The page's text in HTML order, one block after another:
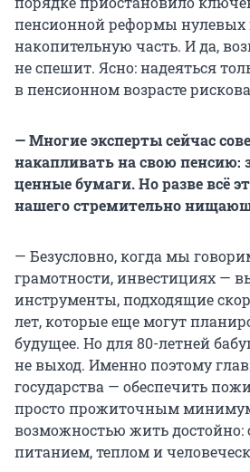
пенсионной реформы нулевых
накопительную часть. И да,
не спешит. Ясно: надеяться
в пенсионном возрасте
— Многие эксперты сейчас
накапливать на свою пенсию:
ценные бумаги. Но разве всё
нашего стремительно
— Безусловно, когда мы
грамотности, инвестициях —
инструменты, подходящие
лет, которые еще могут
будущее. Но для 80-летней
не выход. Именно поэтому
государства — обеспечить
просто прожиточным
возможностью жить достойно:
питанием, теплом и